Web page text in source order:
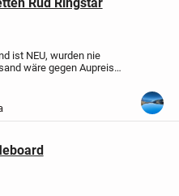
ist NEU, wurden nie
wäre gegen Aupreis